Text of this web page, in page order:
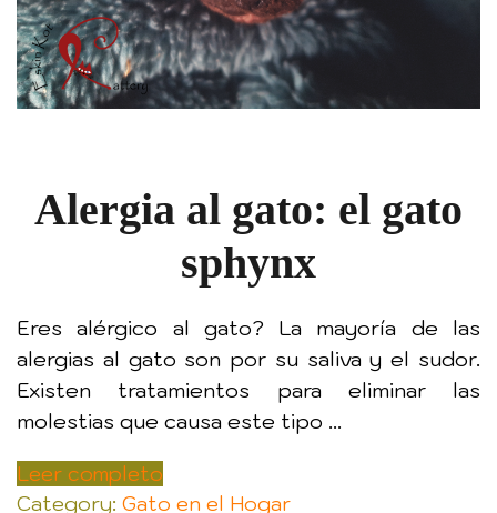
Alergia al gato: el gato
sphynx
Eres alérgico al gato? La mayoría de las
alergias al gato son por su saliva y el sudor.
Existen tratamientos para eliminar las
molestias que causa este tipo ...
Leer completo
Category: Gato en el Hogar